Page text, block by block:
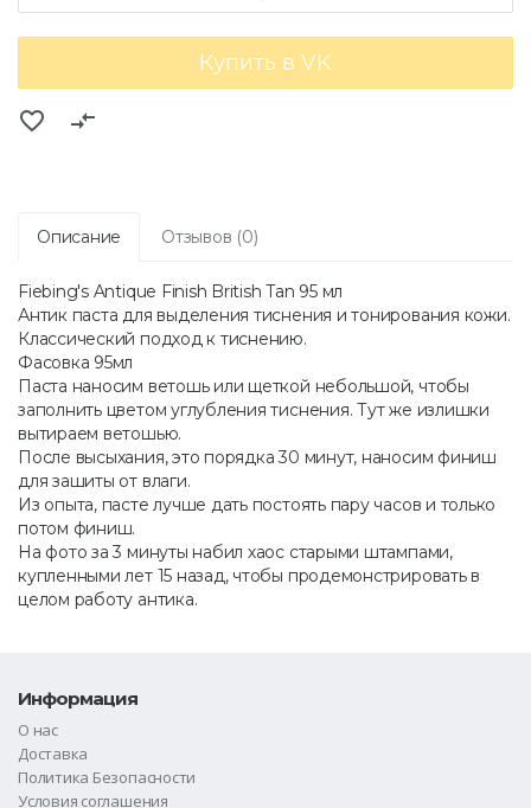
Купить в VK
favorite_border compare_arrows
Описание Отзывов (0)
Fiebing's Antique Finish British Tan 95 мл
Антик паста для выделения тиснения и тонирования кожи.
Классический подход к тиснению.
Фасовка 95мл
Паста наносим ветошь или щеткой небольшой, чтобы
заполнить цветом углубления тиснения. Тут же излишки
вытираем ветошью.
После высыхания, это порядка 30 минут, наносим финиш
для зашиты от влаги.
Из опыта, пасте лучше дать постоять пару часов и только
потом финиш.
На фото за 3 минуты набил хаос старыми штампами,
купленными лет 15 назад, чтобы продемонстрировать в
целом работу антика.
Информация
О нас
Доставка
Политика Безопасности
Условия соглашения